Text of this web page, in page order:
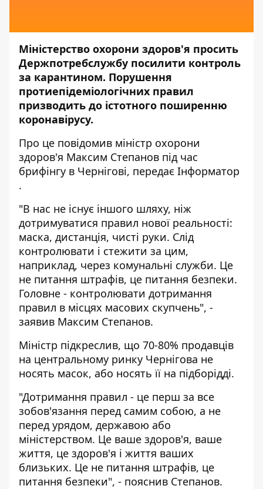
Міністерство охорони здоров'я просить
Держпотребслужбу посилити контроль
за карантином. Порушення
протиепідеміологічних правил
призводить до істотного поширенню
коронавірусу.
Про це повідомив міністр охорони
здоров'я Максим Степанов під час
брифінгу в Чернігові, передає Інформатор
.
"В нас не існує іншого шляху, ніж
дотримуватися правил нової реальності:
маска, дистанція, чисті руки. Слід
контролювати і стежити за цим,
наприклад, через комунальні служби. Це
не питання штрафів, це питання безпеки.
Головне - контролювати дотримання
правил в місцях масових скупчень", -
заявив Максим Степанов.
Міністр підкреслив, що 70-80% продавців
на центральному ринку Чернігова не
носять масок, або носять її на підборідді.
"Дотримання правил - це перш за все
зобов'язання перед самим собою, а не
перед урядом, державою або
міністерством. Це ваше здоров'я, ваше
життя, це здоров'я і життя ваших
близьких. Це не питання штрафів, це
питання безпеки", - пояснив Степанов.